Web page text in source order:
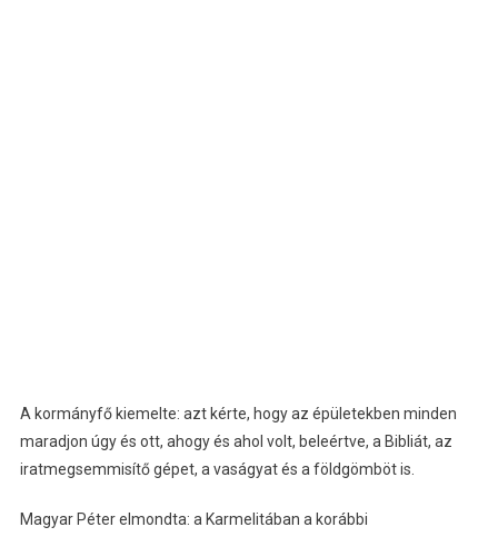
A kormányfő kiemelte: azt kérte, hogy az épületekben minden
maradjon úgy és ott, ahogy és ahol volt, beleértve, a Bibliát, az
iratmegsemmisítő gépet, a vaságyat és a földgömböt is.
Magyar Péter elmondta: a Karmelitában a korábbi